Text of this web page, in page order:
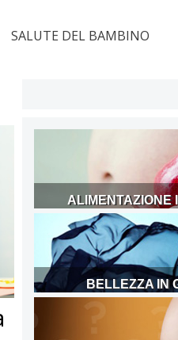
SALUTE DEL BAMBINO
ALIMENTAZIONE
BELLEZZA IN